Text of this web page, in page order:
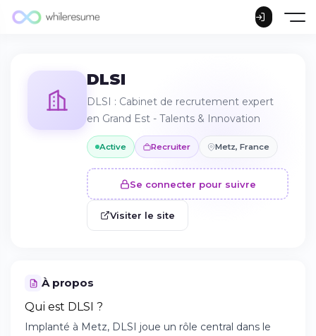
DLSI
DLSI : Cabinet de recrutement expert
en Grand Est - Talents & Innovation
Active Recruiter Metz, France
Se connecter pour suivre
Visiter le site
À propos
Qui est DLSI ?
Implanté à Metz, DLSI joue un rôle central dans le